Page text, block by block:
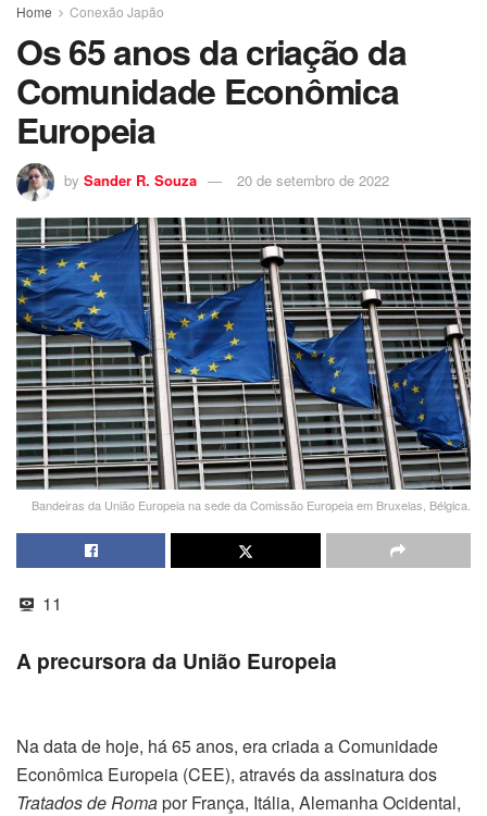
Home Conexão Japão
Os 65 anos da criação da
Comunidade Econômica
Europeia
by Sander R. Souza 20 de setembro de 2022
Bandeiras da União Europeia na sede da Comissão Europeia em Bruxelas, Bélgica.
11
A precursora da União Europeia
Na data de hoje, há 65 anos, era criada a Comunidade
Econômica Europeia (CEE), através da assinatura dos
Tratados de Romapor França, Itália, Alemanha Ocidental,